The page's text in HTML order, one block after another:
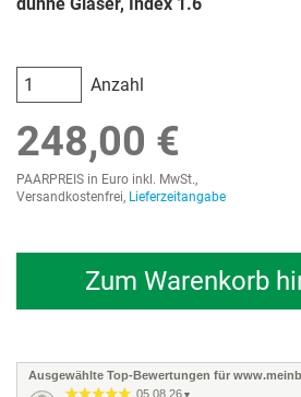
Anzahl
248,00 €
PAARPREIS in Euro inkl. MwSt.,
Versandkostenfrei, Lieferzeitangabe
Zum Warenkorb
Ausgewählte Top-Bewertungen für
05.08.26 ▼